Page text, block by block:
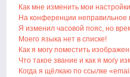
Как мне изменить мои
На конференции неправильное
Я изменил часовой пояс, но
Моего языка нет в списке!
Как я могу поместить
Что такое звание и как я могу
Когда я щёлкаю по ссылке